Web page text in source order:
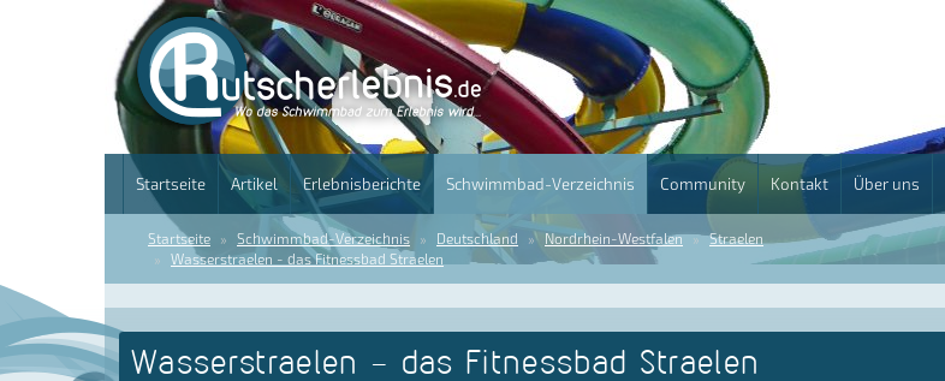
Startseite Artikel Erlebnisberichte Schwimmbad-Verzeichnis Community Kontakt Über uns
Startseite Schwimmbad-Verzeichnis Deutschland Nordrhein-Westfalen
Straelen
Wasserstraelen - das Fitnessbad Straelen
Wasserstraelen - das Fitnessbad Straelen